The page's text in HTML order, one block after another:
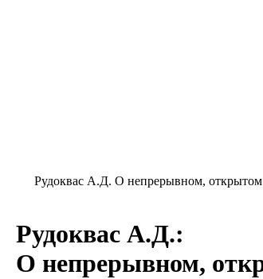
Рудоквас А.Д. О непрерывном,
Рудоквас А.Д.:
О непрерывном,